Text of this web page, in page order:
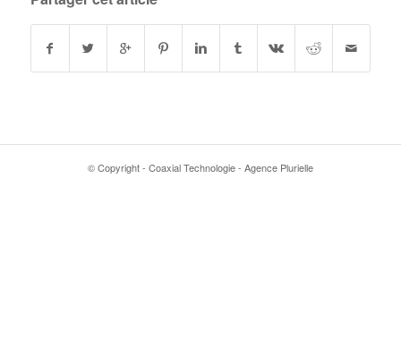
© Copyright - Coaxial Technologie - Agence Plurielle